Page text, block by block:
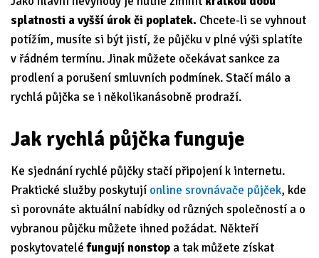
splatnosti a vyšší úrok či poplatek. Chcete-li se vyhnout
potížím, musíte si být jistí, že půjčku v plné výši splatíte
v řádném termínu. Jinak můžete očekávat sankce za
prodlení a porušení smluvních podmínek. Stačí málo a
rychlá půjčka se i několikanásobně prodraží.
Jak rychlá půjčka funguje
Ke sjednání rychlé půjčky stačí připojení k internetu.
Praktické služby poskytují online srovnávače půjček, kde
si porovnáte aktuální nabídky od různých společností a o
vybranou půjčku můžete ihned požádat. Někteří
poskytovateléfungují nonstop a tak můžete získat